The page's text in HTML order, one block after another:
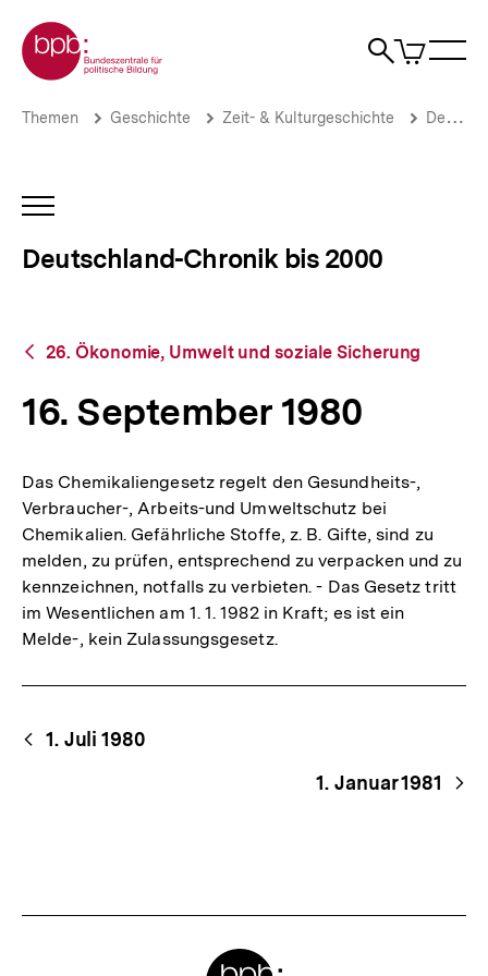
zum
Seiteninhalt
springen
Zur Startseite der bpb
Suche
Artikel
im
16.
Deutschland-
Chronik
2000
Brotkrümelnavigation
Pfadnavigation
Themen Geschichte Zeit- & Kulturgeschichte Deutschland-Chronik bis 2000
INHALTSNAVIGATION
Deutschland-Chronik bis 2000
Zurück
Übersicht
26. Ökonomie, Umwelt und soziale Sicherung
16. September 1980
Das Chemikaliengesetz regelt den Gesundheits-,
Verbraucher-, Arbeits-und Umweltschutz bei
Chemikalien. Gefährliche Stoffe, z. B. Gifte, sind zu
melden, zu prüfen, entsprechend zu verpacken und zu
kennzeichnen, notfalls zu verbieten. - Das Gesetz tritt
im Wesentlichen am 1. 1. 1982 in Kraft; es ist ein
Melde-, kein Zulassungsgesetz.
Begriffsnavigation
Content-
Navigation
1. Juli 1980
1. Januar 1981